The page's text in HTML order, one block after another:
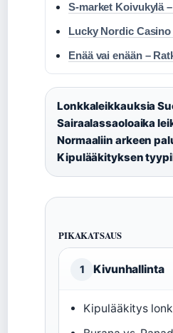
S-market Koivukylä
Lucky Nordic
Enää vai enään –
Lonkkaleikkauksia
Sairaalassaoloaika
Normaaliin arkeen
Kipulääkityksen
PIKAKATSAUS
1 Kivunhallinta
Kipulääkitys